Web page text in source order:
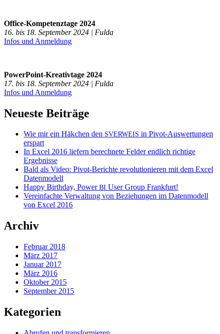
Office-Kompetenztage 2024
16. bis 18. September 2024 | Fulda
Infos und Anmeldung
PowerPoint-Kreativtage 2024
17. bis 18. September 2024 | Fulda
Infos und Anmeldung
Neueste Beiträge
Wie mir ein Häkchen den SVERWEIS in Pivot-Auswertungen
erspart
In Excel 2016 liefern berechnete Felder endlich richtige
Ergebnisse
Bald als Video: Pivot-Berichte revolutionieren mit dem Excel
Datenmodell
Happy Birthday, PowerBI User Group Frankfurt!
Vereinfachte Verwaltung von Beziehungen im Datenmodell
von Excel 2016
Archiv
Februar 2018
März 2017
Januar 2017
März 2016
Oktober 2015
September 2015
Kategorien